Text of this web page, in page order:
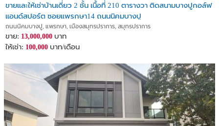
ขายและให้เช่าบ้านเดี่ยว 2 ชั้น เนื้อที่ 210 ตารางวา ติดสนามบางปูกอล์ฟ
แอนด์สปอร์ต ซอยแพรกษา14 ถนนนิคมบางปู
ถนนนิคมบางปู, แพรกษา, เมืองสมุทรปราการ, สมุทรปราการ
ขาย: 13,000,000 บาท
ให้เช่า: 100,000 บาท/เดือน